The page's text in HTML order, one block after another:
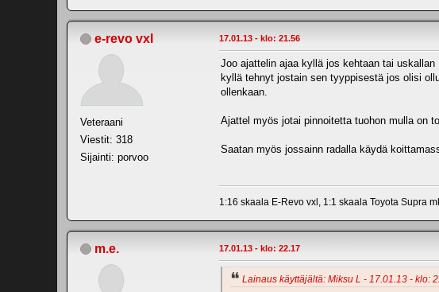
e-revo vxl
Veteraani
Viestit: 318
Sijainti: porvoo
17.01.13 - klo: 21.56
Joo ajattelin ajaa kyllä jos kehtaan tai uskallan
kyllä tehnyt jostain sen tyyppisestä jos olisi
ollenkaan.
Ajattel myös jotai pinnoitetta tuohon mulla on
Saatan myös jossainn radalla käydä
1:16 skaala E-Revo vxl, 1:1 skaala Toyota Supra
m.e. 17.01.13 - klo: 22.17
Lainaus käyttäjältä: Miksu L - 17.01.13 - klo: